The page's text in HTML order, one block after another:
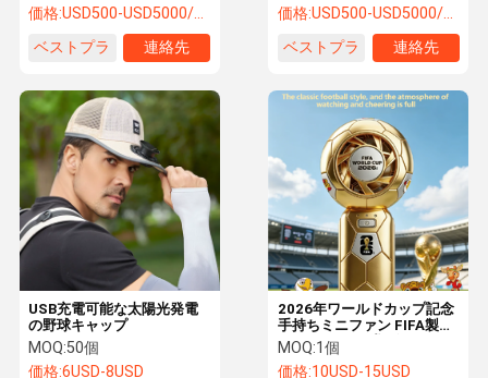
製品
わたしたち
に つい て
連絡 くださ
い
価格:USD500-USD5000/SET
ベストプラ
連絡先
価格:USD500-USD5000/SET
ベストプラ
連絡先
2026年ワールドカップ記念
手持ちミニファン FIFA製品
ワールドカップ記念品
MOQ:1個
価格:10USD-15USD
USB充電可能な太陽光発電
の野球キャップ
MOQ:50個
価格:6USD-8USD